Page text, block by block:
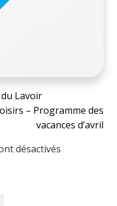
du Lavoir
– Programme des
vacances d’avril
désactivés